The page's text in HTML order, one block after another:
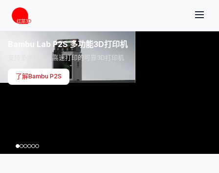
Bambu Lab P2S 多功能3D打印机
支持多色打印、高速打印的可靠3D打印机
了解Bambu P2S